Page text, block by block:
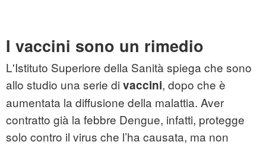
I vaccini sono un rimedio
L'Istituto Superiore della Sanità spiega che sono
allo studio una serie di vaccini, dopo che è
aumentata la diffusione della malattia. Aver
contratto già la febbre Dengue, infatti, protegge
solo contro il virus che l’ha causata, ma non